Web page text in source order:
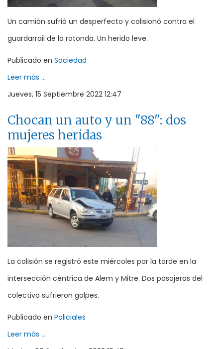
Un camión sufrió un desperfecto y colisionó contra el
guardarrail de la rotonda. Un herido leve.
Publicado en Sociedad
Leer más ...
Jueves, 15 Septiembre 2022 12:47
Chocan un auto y un "88": dos
mujeres heridas
La colisión se registró este miércoles por la tarde en la
intersección céntrica de Alem y Mitre. Dos pasajeras del
colectivo sufrieron golpes.
Publicado en Policiales
Leer más ...